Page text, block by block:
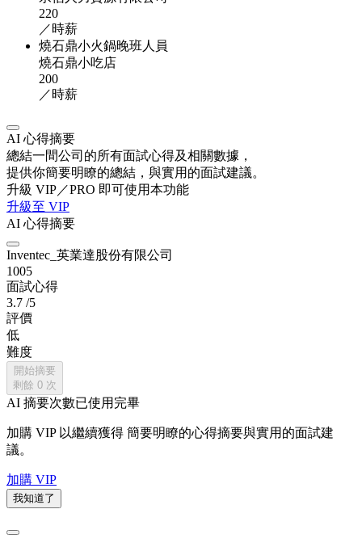
220
／時薪
燒石鼎小火鍋晚班人員
燒石鼎小吃店
200
／時薪
AI 心得摘要
總結一間公司的所有面試心得及相關數據，
提供你簡要明瞭的總結，與實用的面試建議。
升級 VIP／PRO 即可使用本功能
升級至 VIP
AI 心得摘要
Inventec_英業達股份有限公司
1005
面試心得
3.7 /5
評價
低
難度
開始摘要
剩餘 0 次
AI 摘要次數已使用完畢
加購 VIP 以繼續獲得 簡要明瞭的心得摘要與實用的面試建
議。
加購 VIP
我知道了